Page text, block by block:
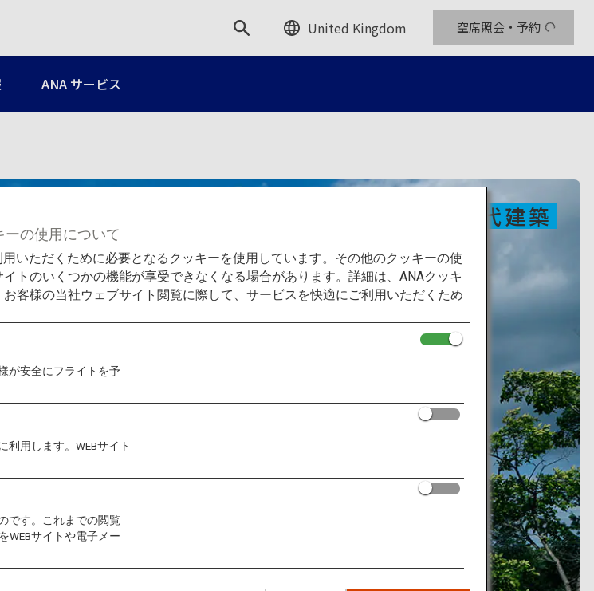
United Kingdom 空席照会・予約
ANA サービス
現代建築
ーの使用について
いただくために必要となるクッキーを使用しています。その他のクッキーの使
トのいくつかの機能が享受できなくなる場合があります。詳細は、ANAクッキ
客様の当社ウェブサイト閲覧に際して、サービスを快適にご利用いただくため
が安全にフライトを予
利用します。WEBサイト
です。これまでの閲覧
WEBサイトや電子メー